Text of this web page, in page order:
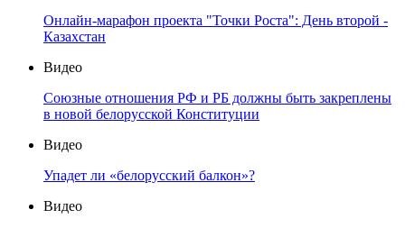
Онлайн-марафон проекта "Точки Роста": День второй -
Казахстан
Видео
Союзные отношения РФ и РБ должны быть закреплены
в новой белорусской Конституции
Видео
Упадет ли «белорусский балкон»?
Видео